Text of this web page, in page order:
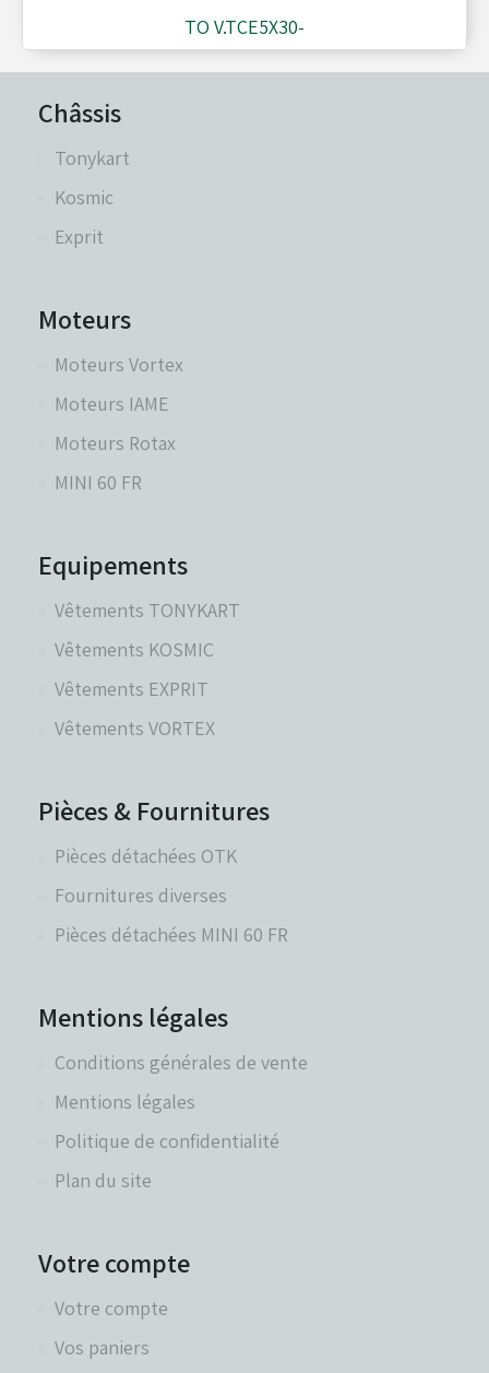
TO V.TCE5X30-
Châssis
Tonykart
Kosmic
Exprit
Moteurs
Moteurs Vortex
Moteurs IAME
Moteurs Rotax
MINI 60 FR
Equipements
Vêtements TONYKART
Vêtements KOSMIC
Vêtements EXPRIT
Vêtements VORTEX
Pièces & Fournitures
Pièces détachées OTK
Fournitures diverses
Pièces détachées MINI 60 FR
Mentions légales
Conditions générales de vente
Mentions légales
Politique de confidentialité
Plan du site
Votre compte
Votre compte
Vos paniers